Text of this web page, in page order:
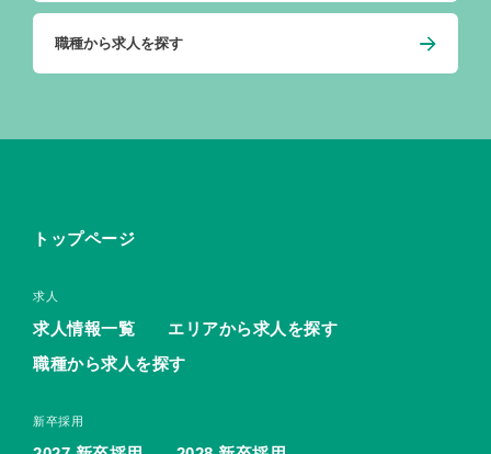
職種から求人を探す
トップページ
求人
求人情報一覧
エリアから求人を探す
職種から求人を探す
新卒採用